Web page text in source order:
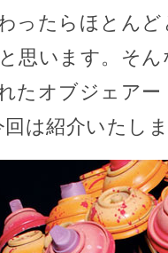
ったらほとん
思います。そ
たオブジェアー
は紹介いたし